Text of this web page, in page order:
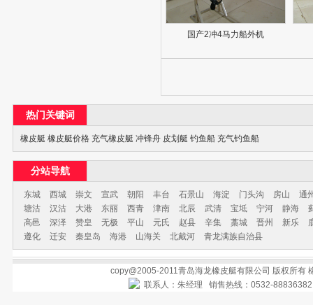
国产2冲4马力船外机
热门关键词
橡皮艇 橡皮艇价格 充气橡皮艇 冲锋舟 皮划艇 钓鱼船 充气钓鱼船
分站导航
东城 西城 崇文 宣武 朝阳 丰台 石景山 海淀 门头沟 房山
通
塘沽
汉沽 大港 东丽 西青 津南 北辰 武清 宝坻 宁河 静海
高邑
深泽 赞皇 无极 平山 元氏 赵县 辛集 藁城 晋州 新乐
遵化
迁安 秦皇岛 海港 山海关 北戴河 青龙满族自治县
copy@2005-2011青岛海龙橡皮艇有限公司 版权所有
联系人：朱经理 销售热线：0532-